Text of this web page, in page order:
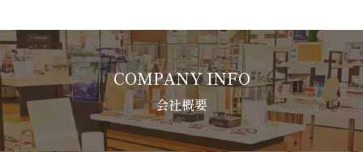
COMPANY INFO
会社概要